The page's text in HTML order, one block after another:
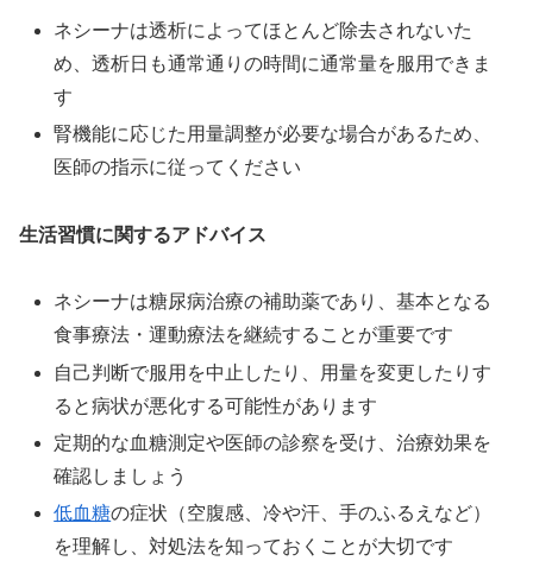
ネシーナは透析によってほとんど除去されないた
め、透析日も通常通りの時間に通常量を服用できま
す
腎機能に応じた用量調整が必要な場合があるため、
医師の指示に従ってください
生活習慣に関するアドバイス
ネシーナは糖尿病治療の補助薬であり、基本となる
食事療法・運動療法を継続することが重要です
自己判断で服用を中止したり、用量を変更したりす
ると病状が悪化する可能性があります
定期的な血糖測定や医師の診察を受け、治療効果を
確認しましょう
低血糖の症状（空腹感、冷や汗、手のふるえなど）
を理解し、対処法を知っておくことが大切です